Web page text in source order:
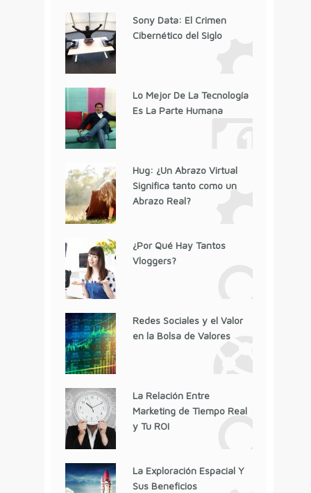
Sony Data: El Crimen
Cibernético del Siglo
Lo Mejor De La Tecnología
Es La Parte Humana
Hug: ¿Un Abrazo Virtual
Significa tanto como un
Abrazo Real?
¿Por Qué Hay Tantos
Vloggers?
Redes Sociales y el Valor
en la Bolsa de Valores
La Relación Entre
Marketing de Tiempo Real
y Tu ROI
La Exploración Espacial Y
Sus Beneficios